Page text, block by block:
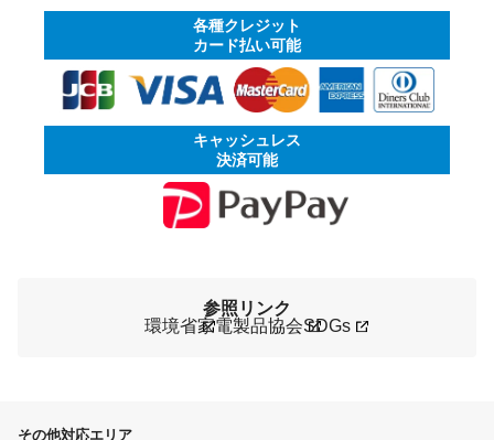
各種クレジット
カード払い可能
キャッシュレス
決済可能
参照リンク
環境省家電製品協会SDGs
その他対応エリア